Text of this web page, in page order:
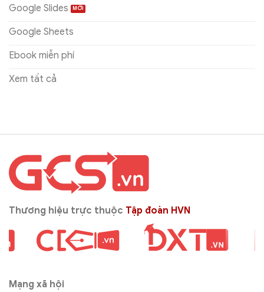
Google Slides
Google Sheets
Ebook miễn phí
Xem tất cả
Thương hiệu trực thuộc Tập đoàn HVN
Mạng xã hội